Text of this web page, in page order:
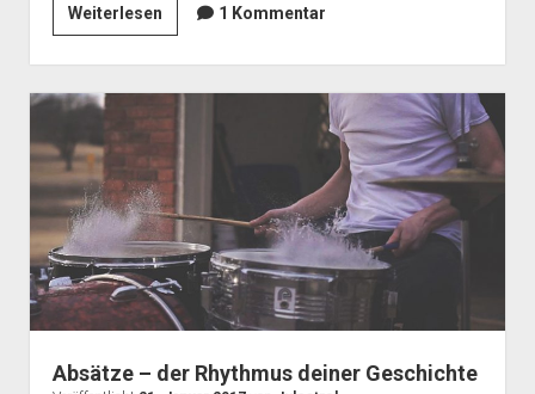
WeiterlesenTypografische
Absatzgestaltung
1 Kommentar
Absätze – der Rhythmus deiner Geschichte